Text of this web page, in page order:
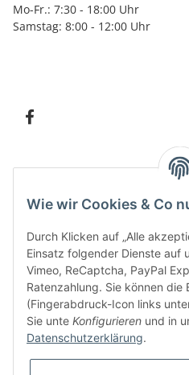
Mo-Fr.: 7:30 - 18:00 Uhr
Samstag: 8:00 - 12:00 Uhr
Bitte senden Sie mir entsprechend Ihrer
jederzeit widerruflich Informationen zu
Wie wir Cookies & Co
Durch Klicken auf „Alle
Einsatz folgender Dienste auf
Vimeo, ReCaptcha, PayPal
Ratenzahlung. Sie können die
(Fingerabdruck-Icon links
Sie unte Konfigurieren und in
Datenschutzerklärung.